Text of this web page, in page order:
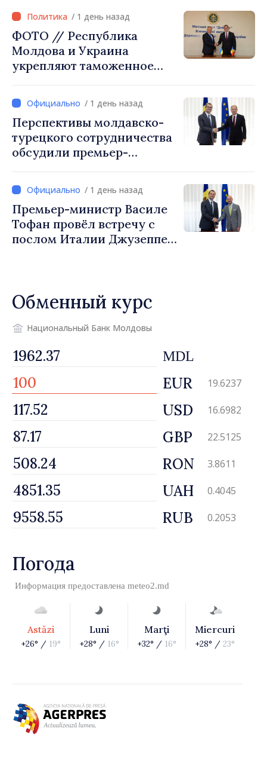
и экспорт
/ 1 день назад
ФОТО // Республика
Молдова и Украина
укрепляют таможенное
обеспечения безопасности
границы и европейской
интеграции. Встреча в
Могилёв-Подольском
/ 1 день назад
Перспективы молдавско-
турецкого сотрудничества
обсудили премьер-
посол Турции Уйгар
Мустафа Сертел/ 1 день назад
Премьер-министр Василе
Тофан провёл встречу с
послом Италии Джузеппе
Обменный курс
Национальный Банк Молдовы
MDL
EUR 19.6237
USD 16.6982
GBP 22.5125
RON 3.8611
UAH 0.4045
RUB 0.2053
Погода
Информация предоставлена meteo2.md
Astăzi
+26° / 19°
Luni
+28° / 16°
Marţi
+32° / 16°
Miercuri
+28° / 23°